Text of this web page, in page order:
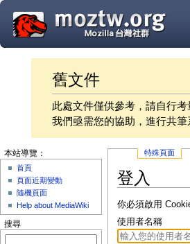
舊文件
此處文件僅供參考，請自行
我們亟需您的協助，進行共
特殊頁面
登入
你必須啟用
使用者名稱
本站導覽：
首頁
頁面近期變動
隨機頁面
Help about MediaWiki
搜尋